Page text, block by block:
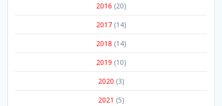
2016 (20)
2017(14)
2018 (14)
2019 (10)
2020 (3)
2021 (5)